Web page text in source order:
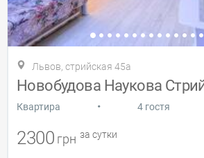
Львов, стрийская 45а
Новобудова Наукова
Квартира • 4 гостя
2300 грн за сутки